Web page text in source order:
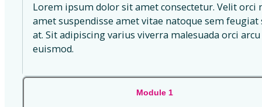
Lorem ipsum dolor sit amet consectetur. Velit
amet suspendisse amet vitae natoque sem
at. Sit adipiscing varius viverra malesuada orci
euismod.
Module 1